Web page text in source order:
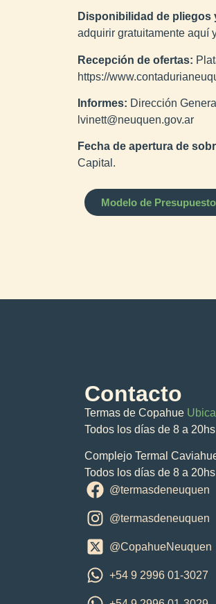
Disponibilidad de
adquirir gratuitamente aquí
Recepción de ofertas:
https://
Informes: Dirección
lvinett@neuquen.gov.ar
Fecha de apertura de
Capital.
Modelo de Presupuesto
Contacto
Termas de Copahue
Todos los días de 8 a
Complejo Termal
Todos los días de 8 a
@termasdeneuquen
@termasdeneuquen
@CopahueNeuquen
+54 9 2996 01-3027